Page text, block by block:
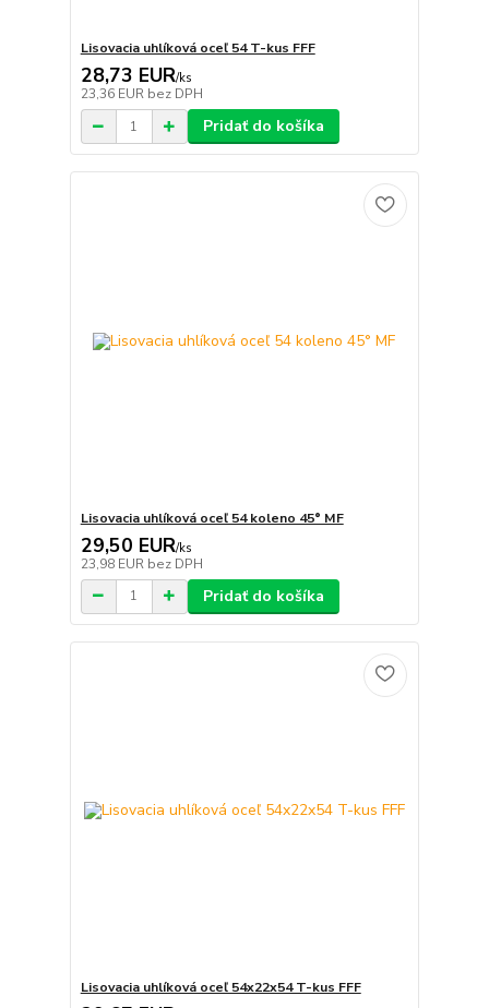
Lisovacia uhlíková oceľ 54 T-kus FFF
28,73 EUR/ks
23,36 EUR bez DPH
Pridať do košíka
Lisovacia uhlíková oceľ 54 koleno 45° MF
29,50 EUR/ks
23,98 EUR bez DPH
Pridať do košíka
Lisovacia uhlíková oceľ 54x22x54 T-kus FFF